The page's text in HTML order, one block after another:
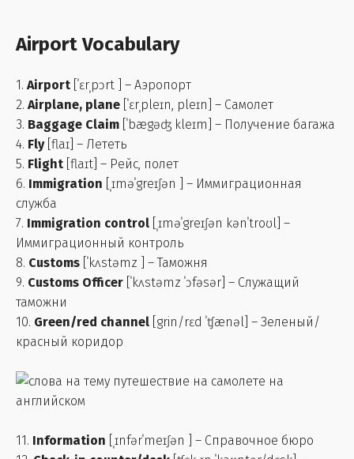
Airport Vocabulary
1. Airport [ˈɛrˌpɔrt ] – Аэропорт
2. Airplane, plane [ˈɛrˌpleɪn, pleɪn] – Самолет
3. Baggage Claim [ˈbægəʤ kleɪm] – Получение багажа
4. Fly [flaɪ] – Лететь
5. Flight [flaɪt] – Рейс, полет
6. Immigration
[ˌɪməˈgreɪʃən ] – Иммиграционная
служба
7. Immigration control [ˌɪməˈgreɪʃən kənˈtroʊl] –
Иммиграционный контроль
8. Customs [ˈkʌstəmz ] – Таможня
9. Customs Officer [ˈkʌstəmz ˈɔfəsər] – Служащий
таможни
10. Green/red channel [grin/rɛd ˈʧænəl] – Зеленый/
красный коридор
11. Information
[ˌɪnfərˈmeɪʃən ] – Справочное бюро